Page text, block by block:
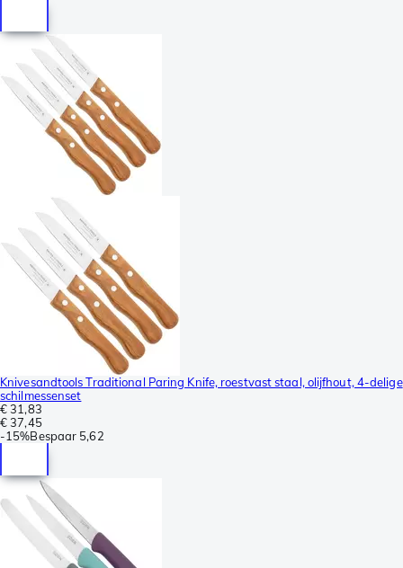
Knivesandtools Traditional Paring Knife, roestvast staal, olijfhout, 4-delige
schilmessenset
€ 31,83
€ 37,45
-15%Bespaar 5,62